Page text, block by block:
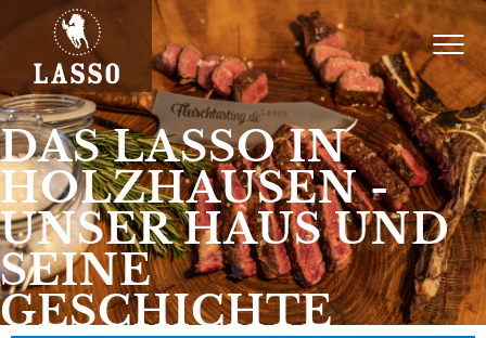
DAS LASSO IN
HOLZHAUSEN -
UNSER HAUS UND
SEINE
GESCHICHTE